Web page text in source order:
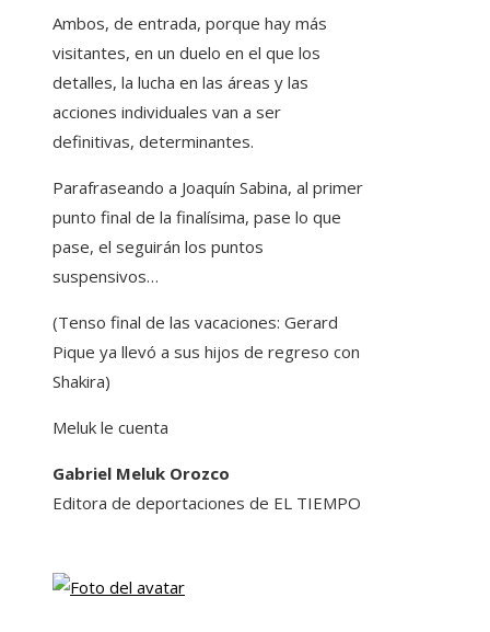
Ambos, de entrada, porque hay más
visitantes, en un duelo en el que los
detalles, la lucha en las áreas y las
acciones individuales van a ser
definitivas, determinantes.
Parafraseando a Joaquín Sabina, al primer
punto final de la finalísima, pase lo que
pase, el seguirán los puntos
suspensivos…
(Tenso final de las vacaciones: Gerard
Pique ya llevó a sus hijos de regreso con
Shakira)
Meluk le cuenta
Gabriel Meluk Orozco
Editora de deportaciones de EL TIEMPO